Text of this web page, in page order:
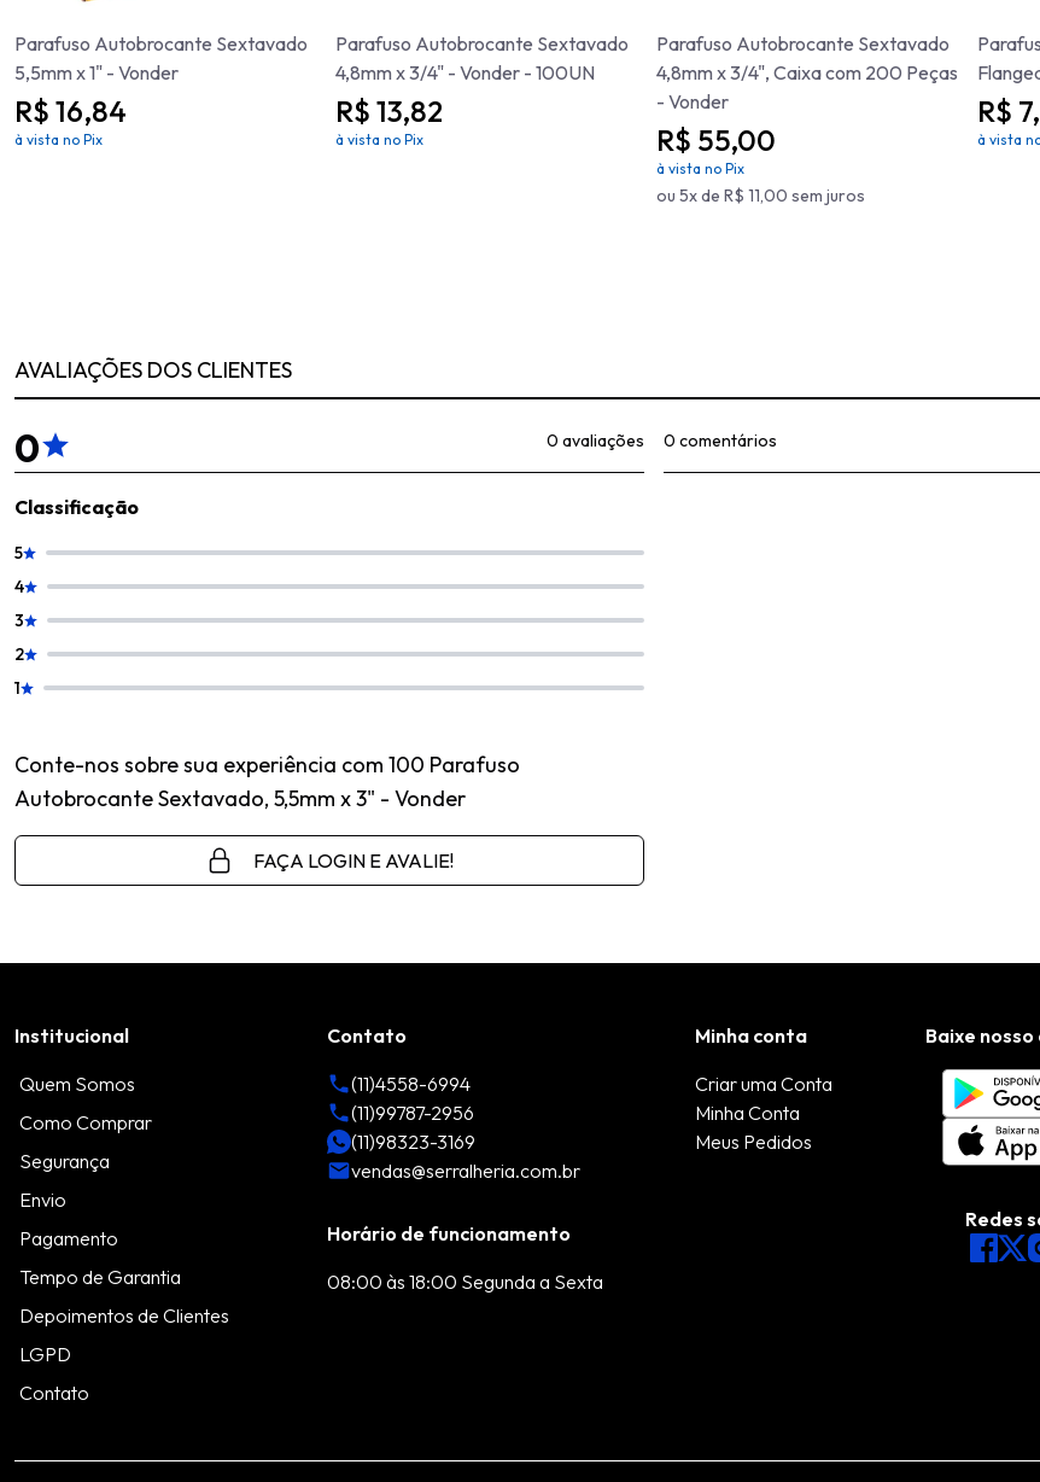
Parafuso Autobrocante Sextavado
5,5mm x 1" - Vonder
R$ 16,84
à vista no Pix
Parafuso Autobrocante Sextavado
4,8mm x 3/4" - Vonder - 100UN
R$ 13,82
à vista no Pix
Parafuso Autobrocante Sextavado
4,8mm x 3/4", Caixa com 200 Peças
- Vonder
R$ 55,00
à vista no Pix
ou 5x de R$ 11,00 sem juros
R$
à vista
AVALIAÇÕES DOS CLIENTES
0 0 avaliações
Classificação
5
4
3
2
1
Conte-nos sobre sua experiência com 100 Parafuso
Autobrocante Sextavado, 5,5mm x 3" - Vonder
FAÇA LOGIN E AVALIE!
0 comentários
Institucional
Quem Somos
Como Comprar
Segurança
Envio
Pagamento
Tempo de Garantia
Depoimentos de Clientes
LGPD
Contato
Contato
(11)4558-6994
(11)99787-2956
(11)98323-3169
vendas@serralheria.com.br
Horário de funcionamento
08:00 às 18:00 Segunda a Sexta
Minha conta
Criar uma Conta
Minha Conta
Meus Pedidos
Baixe
Redes